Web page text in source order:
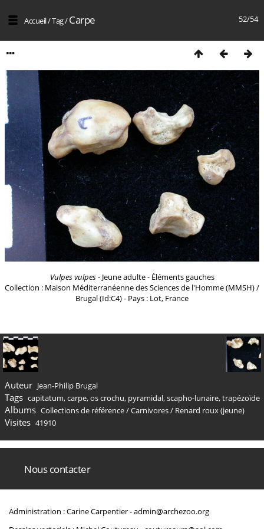
52/54
Accueil/Tag/Carpe
Vulpes vulpes- Jeune adulte - Éléments gauches
Collection : Maison Méditerranéenne des Sciences de l'Homme (MMSH) /
Brugal (Id:C4) - Pays : Lot, France
Auteur Jean-Philip Brugal
Tags capitatum,carpe,os crochu, pyramidal,scapho-lunaire,trapézoïde
Albums Collections de référence/Carnivores/ Renard roux (jeune)
Visites 41910
Nous contacter
Administration : Carine Carpentier -admin@archezoo.org